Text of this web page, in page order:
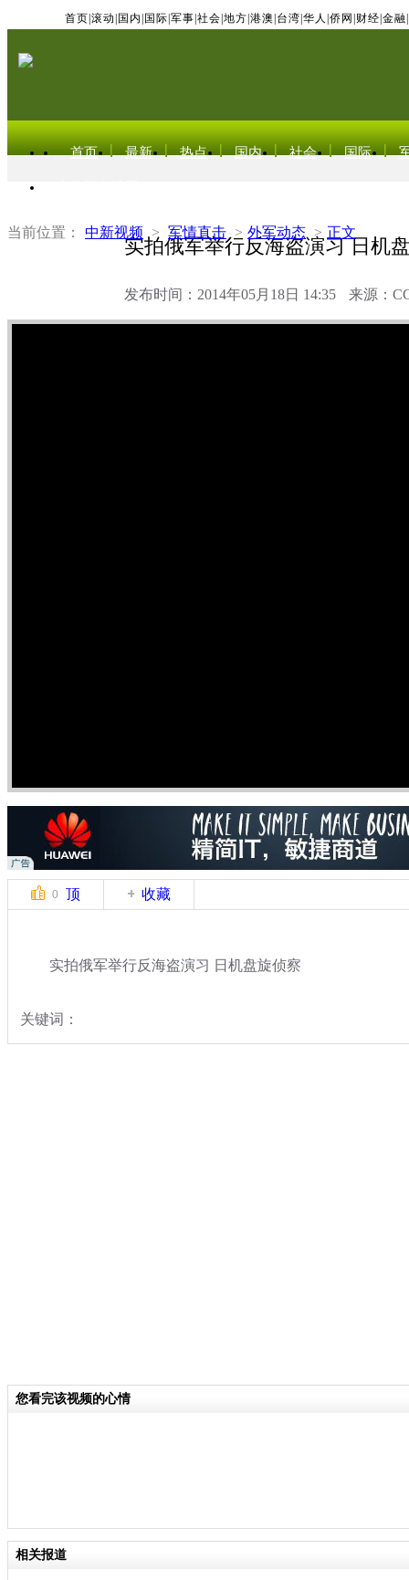
首页 滚动 国内 国际 军事 社会 地方 港澳 台湾 华人 侨网 财经 金融
首页 最新 热点 国内 社会 国际
当前位置： 中新视频 > 军情直击 > 外军动态 > 正文
实拍俄军举行反海盗演习 日机
发布时间：2014年05月18日 14:35 来源：
0 顶 收藏
实拍俄军举行反海盗演习 日机盘旋侦察
关键词：
您看完该视频的心情
相关报道